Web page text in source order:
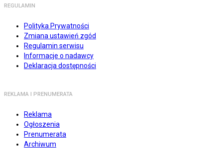
REGULAMIN
Polityka Prywatności
Zmiana ustawień zgód
Regulamin serwisu
Informacje o nadawcy
Deklaracja dostępności
REKLAMA I PRENUMERATA
Reklama
Ogłoszenia
Prenumerata
Archiwum